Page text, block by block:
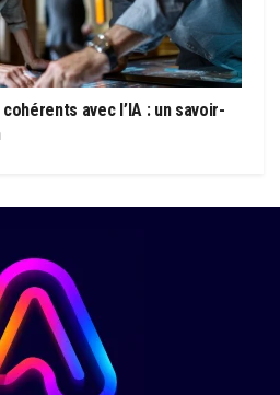
avec l’IA : un savoir-